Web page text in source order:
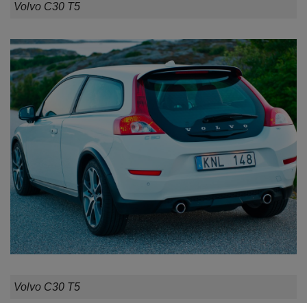
Volvo C30 T5
Volvo C30 T5